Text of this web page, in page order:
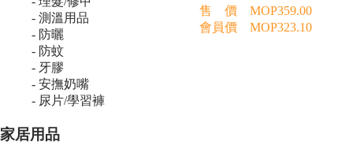
- 測溫用品
- 防曬
- 防蚊
- 牙膠
- 安撫奶嘴
- 尿片/學習褲
家居用品
售 價 MOP359.00
會員價 MOP323.10